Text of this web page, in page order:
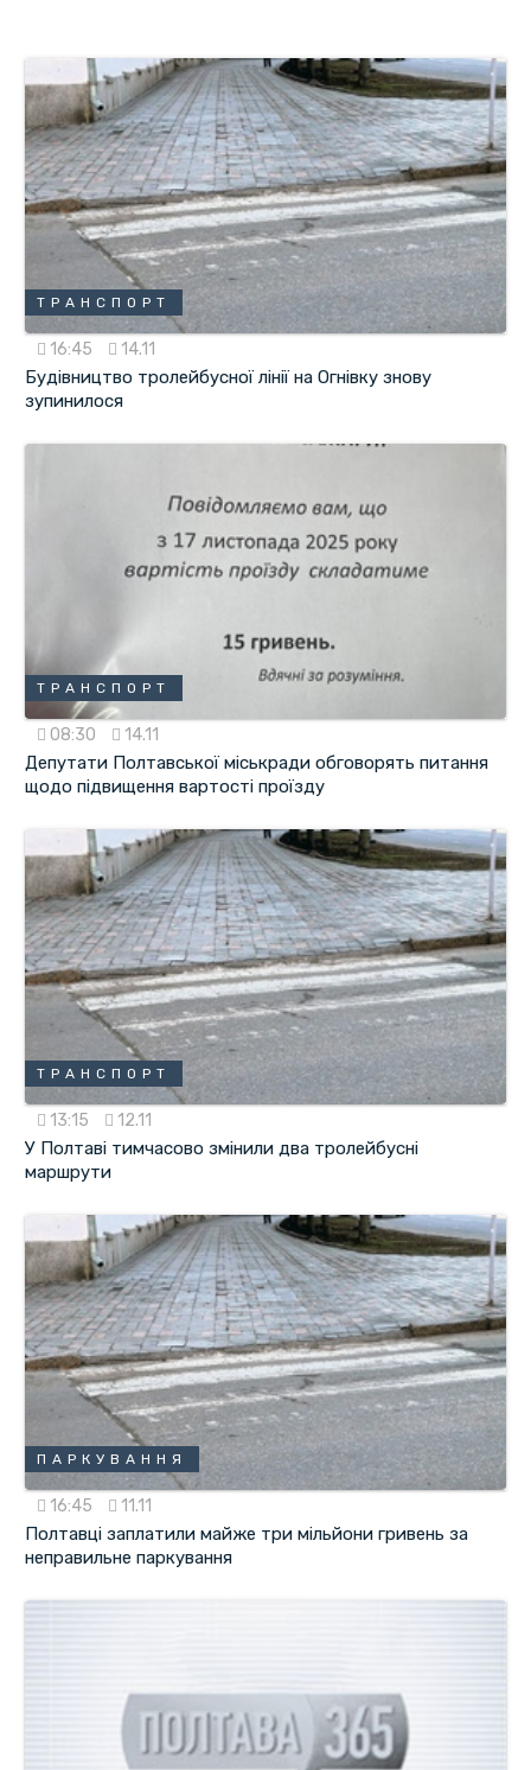
ТРАНСПОРТ
16:45 14.11
Будівництво тролейбусної лінії на Огнівку знову
зупинилося
ТРАНСПОРТ
08:30 14.11
Депутати Полтавської міськради обговорять питання
щодо підвищення вартості проїзду
ТРАНСПОРТ
13:15 12.11
У Полтаві тимчасово змінили два тролейбусні
маршрути
ПАРКУВАННЯ
16:45 11.11
Полтавці заплатили майже три мільйони гривень за
неправильне паркування